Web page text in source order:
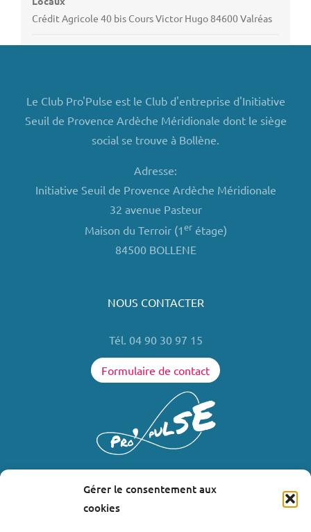
Gérer le consentement aux
cookies
Crédit Agricole 40 bis Cours Victor Hugo 84600 Valréas
Le Club Pro'Pulse est le Club d'entreprise d'Initiative
Seuil de Provence Ardèche Méridionale dont le siège
social se trouve à Bollène.
Adresse:
Initiative Seuil de Provence Ardèche Méridionale
32 avenue Pasteur
Maison du Terroir (1erétage)
84500 BOLLENE
NOUS CONTACTER
Tél. 04 90 30 97 15
Formulaire de contact